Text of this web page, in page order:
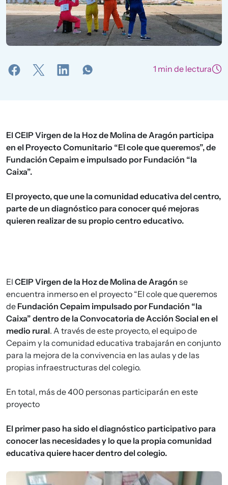
1 min de lectura
El CEIP Virgen de la Hoz de Molina de Aragón participa
en el Proyecto Comunitario “El cole que queremos”, de
Fundación Cepaim e impulsado por Fundación “la
Caixa”.
El proyecto, que une la comunidad educativa del centro,
parte de un diagnóstico para conocer qué mejoras
quieren realizar de su propio centro educativo.
El CEIP Virgen de la Hoz de Molina de Aragón se
encuentra inmerso en el proyecto “El cole que queremos
de Fundación Cepaim impulsado por Fundación “la
Caixa” dentro de la Convocatoria de Acción Social en el
medio rural. A través de este proyecto, el equipo de
Cepaim y la comunidad educativa trabajarán en conjunto
para la mejora de la convivencia en las aulas y de las
propias infraestructuras del colegio.
En total, más de 400 personas participarán en este
proyecto
El primer paso ha sido el diagnóstico participativo para
conocer las necesidades y lo que la propia comunidad
educativa quiere hacer dentro del colegio.
Imagen